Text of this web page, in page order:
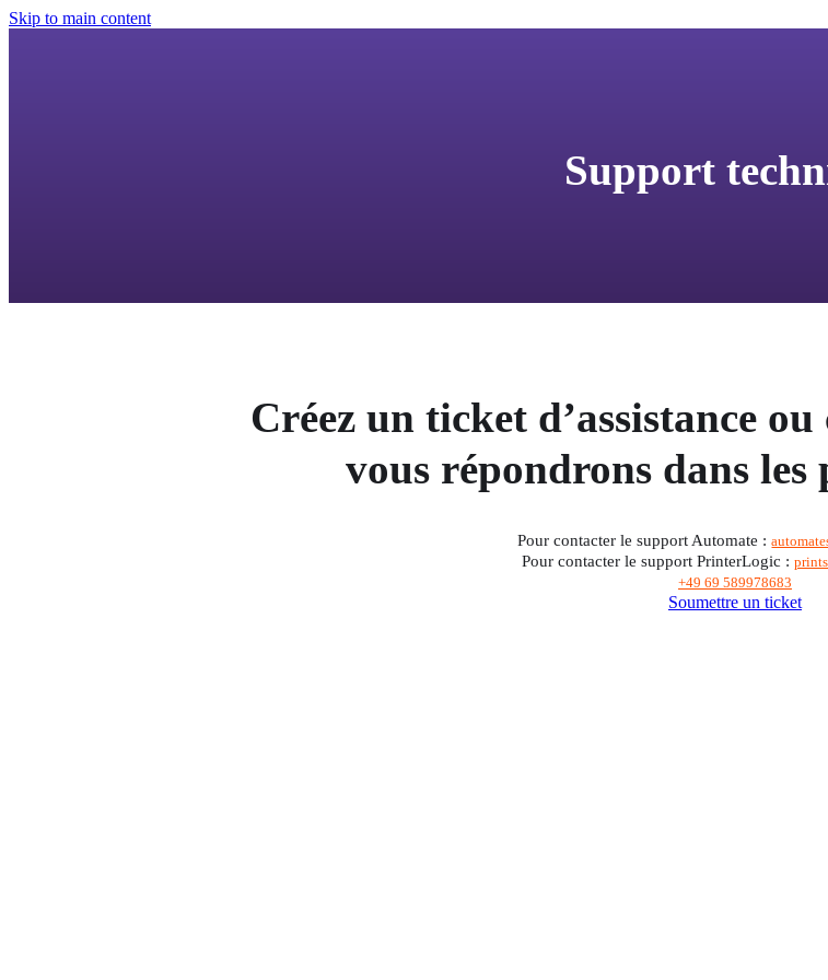
Skip to main content
Support
Créez un ticket d’assistance
vous répondrons dans les
Pour contacter le support Automate :
Pour contacter le support PrinterLogic :
+49 69 589978683
Soumettre un ticket